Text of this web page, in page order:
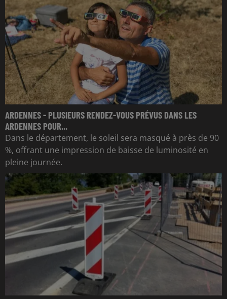
ARDENNES - PLUSIEURS RENDEZ-VOUS PRÉVUS DANS LES
ARDENNES POUR...
Dans le département, le soleil sera masqué à près de 90
%, offrant une impression de baisse de luminosité en
pleine journée.